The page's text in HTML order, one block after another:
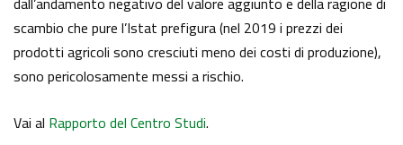
scambio che pure l’Istat prefigura (nel 2019 i prezzi dei
prodotti agricoli sono cresciuti meno dei costi di produzione),
sono pericolosamente messi a rischio.
Vai al Rapporto del Centro Studi.